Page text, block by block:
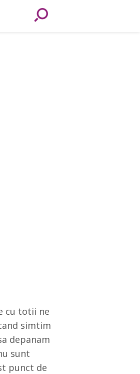
cu totii ne
simtim
depanam
sunt
punct de